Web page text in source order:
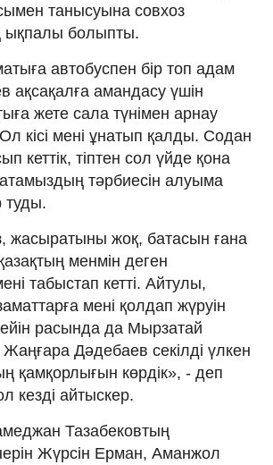
танысуына совхоз
ықпалы болыпты.
автобуспен бір топ адам
ақсақалға амандасу үшін
жете сала түнімен арнау
кісі мені ұнатып қалды. Содан
кеттік, тіптен сол үйде қона
тәрбиесін алуыма
туды.
жасыратыны жоқ, батасын ғана
менмін деген
табыстап кетті. Айтулы,
мені қолдап жүруін
расында да Мырзатай
Дәдебаев секілді үлкен
қамқорлығын көрдік», - деп
кезді айтыскер.
Тазабековтың
Жүрсін Ерман, Аманжол